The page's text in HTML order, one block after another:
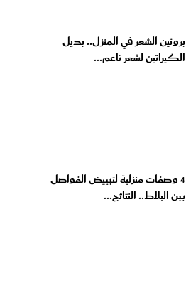
بروتين الشعر في المنزل.. بديل
الكيراتين لشعر ناعم...
4 وصفات منزلية لتبييض الفواصل
بين البلاط.. النتائج...